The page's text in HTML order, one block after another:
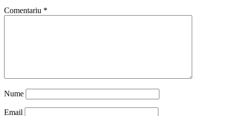
Comentariu *
Nume
Email